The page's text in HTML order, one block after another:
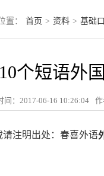
置： 首页 > 资料 > 基础
个短语外
间：2017-06-16 10:26:04 作
请注明出处：春喜外语